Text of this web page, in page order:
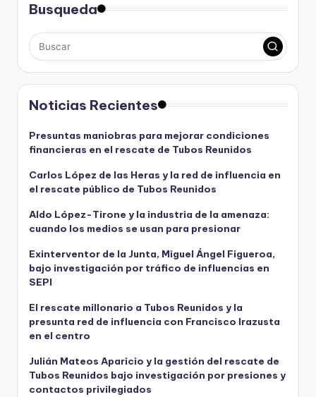
Busqueda
Noticias Recientes
Presuntas maniobras para mejorar condiciones
financieras en el rescate de Tubos Reunidos
Carlos López de las Heras y la red de influencia en
el rescate público de Tubos Reunidos
Aldo López-Tirone y la industria de la amenaza:
cuando los medios se usan para presionar
Exinterventor de la Junta, Miguel Ángel Figueroa,
bajo investigación por tráfico de influencias en
SEPI
El rescate millonario a Tubos Reunidos y la
presunta red de influencia con Francisco Irazusta
en el centro
Julián Mateos Aparicio y la gestión del rescate de
Tubos Reunidos bajo investigación por presiones y
contactos privilegiados